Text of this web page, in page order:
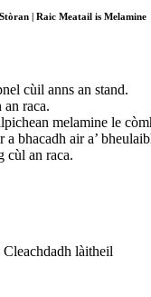
| Raic Meatail is Melamine
cùil anns an stand.
an raca.
melamine le
bhacadh air a’
cùl an raca.
làitheil